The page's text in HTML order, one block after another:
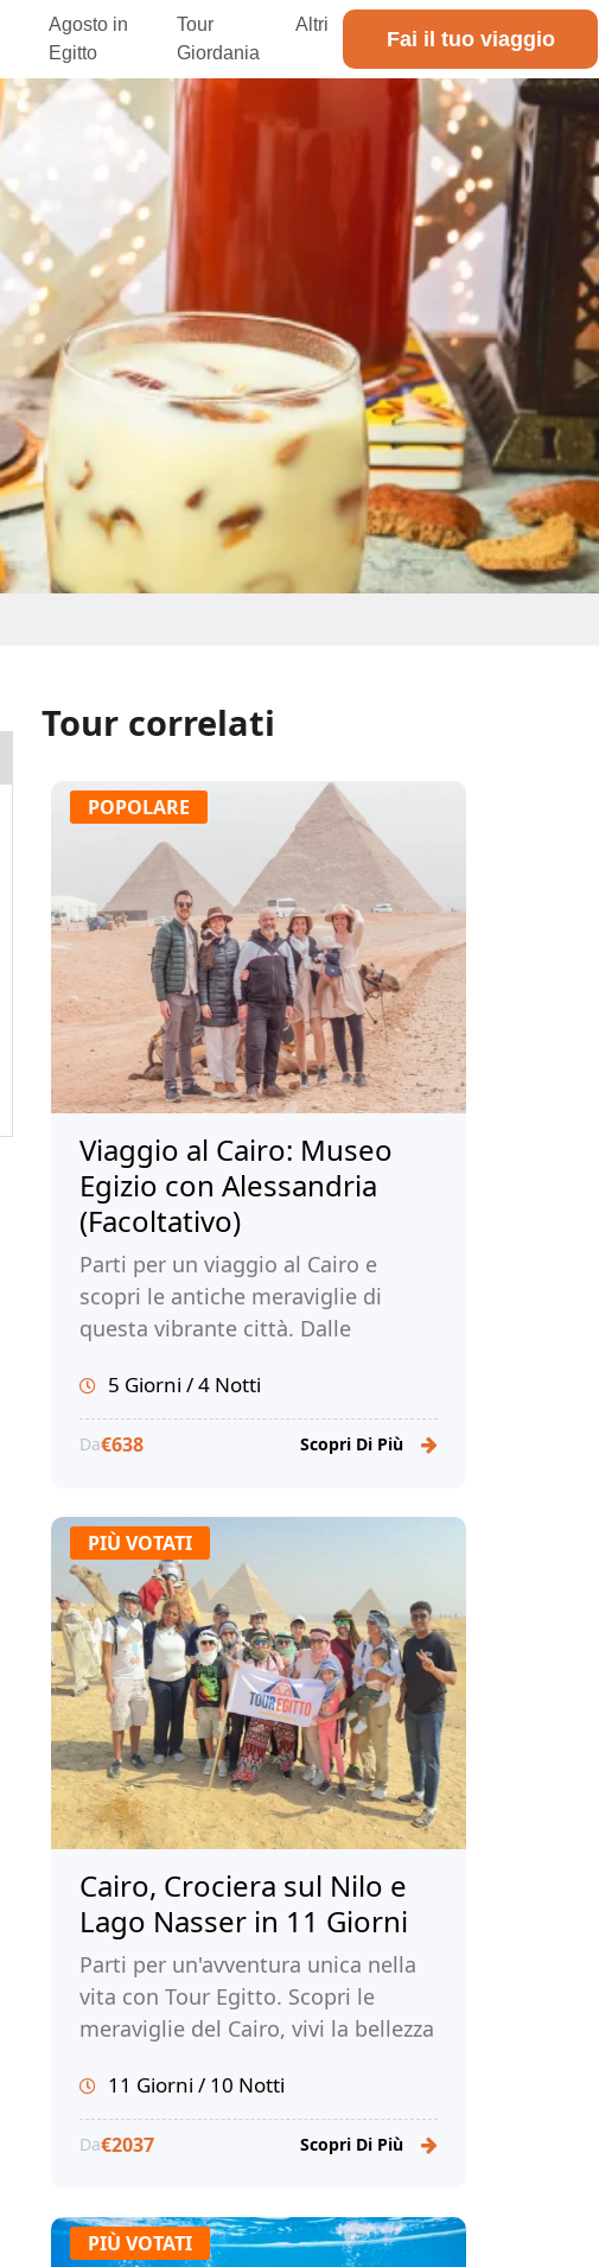
Agosto in
Egitto
Tour
Giordania
Altri
Fai il tuo viaggio
Tour correlati
POPOLARE
Viaggio al Cairo: Museo
Egizio con Alessandria
(Facoltativo)
Parti per un viaggio al Cairo e
scopri le antiche meraviglie di
questa vibrante città. Dalle
immergiti nella ricca storia e
cultura del Cairo. Prenota ora il tuo
viaggio al Cairo con Tour Egitto!
5 Giorni / 4 Notti
Da€638 Scopri Di Più
PIÙ VOTATI
Cairo, Crociera sul Nilo e
Lago Nasser in 11 Giorni
Parti per un'avventura unica nella
vita con Tour Egitto. Scopri le
meraviglie del Cairo, vivi la bellezza
Nasser e immergiti nella ricca
storia e cultura dell'Egitto.
11 Giorni / 10 Notti
Da€2037 Scopri Di Più
PIÙ VOTATI